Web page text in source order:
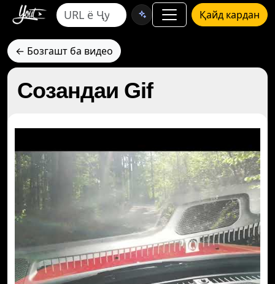
Қайд кардан
← Бозгашт ба видео
Созандаи Gif